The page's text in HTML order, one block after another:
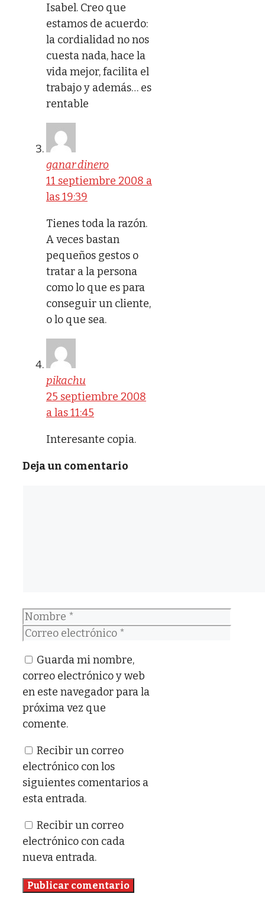
Isabel. Creo que
estamos de acuerdo:
la cordialidad no nos
cuesta nada, hace la
vida mejor, facilita el
trabajo y además… es
rentable
ganar dinero
11 septiembre 2008 a
las 19:39
Tienes toda la razón.
A veces bastan
pequeños gestos o
tratar a la persona
como lo que es para
conseguir un cliente,
o lo que sea.
pikachu
25 septiembre 2008
a las 11:45
Interesante copia.
Deja un comentario
Nombre
Correo
Guarda mi nombre,
correo electrónico y web
en este navegador para la
próxima vez que
comente.
Recibir un correo
electrónico con los
siguientes comentarios a
esta entrada.
Recibir un correo
electrónico con cada
nueva entrada.